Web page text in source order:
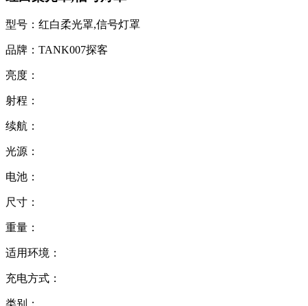
型号：红白柔光罩,信号灯罩
品牌：TANK007探客
亮度：
射程：
续航：
光源：
电池：
尺寸：
重量：
适用环境：
充电方式：